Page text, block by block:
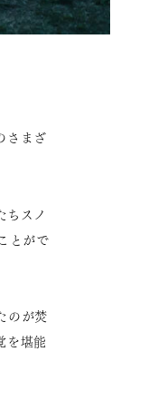
さまざ
ちスノ
とがで
のが焚
を堪能